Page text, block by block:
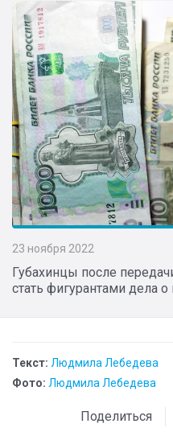
23 ноября 2022
Губахинцы после
стать фигурантами дела
Текст: Людмила Лебедева
Фото: Людмила Лебедева
Поделиться